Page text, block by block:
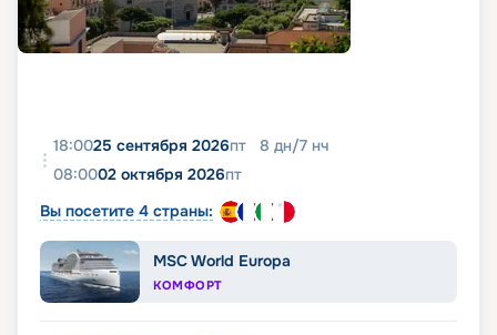
18:0025 сентября 2026пт 8 дн/7 нч
08:0002 октября 2026пт
Вы посетите 4 страны:
MSC World Europa
КОМФОРТ